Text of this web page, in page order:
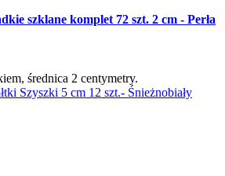
szklane komplet 72 szt. 2 cm - Perła
średnica 2 centymetry.